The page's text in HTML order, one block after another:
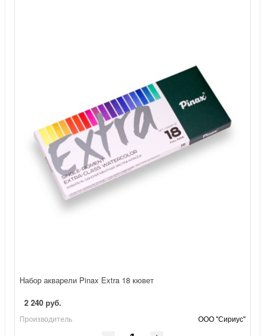
Набор акварели Pinax Extra 18 кювет
2 240 руб.
Производитель ООО "Сириус"